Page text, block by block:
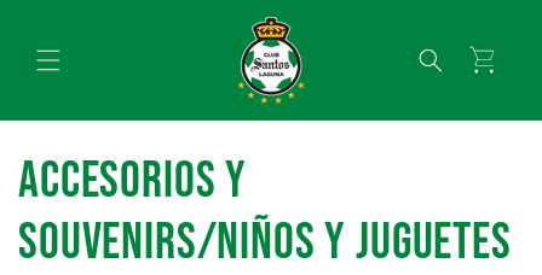
al contenido
Carrito
C
o
ACCESORIOS Y
SOUVENIRS/NIÑOS Y JUGUETES